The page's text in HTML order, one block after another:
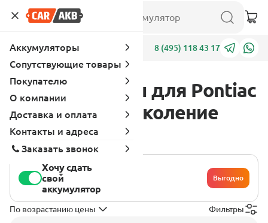
Адреса 8 (495) 118 43 17
Аккумуляторы для Pontiac
Bonneville 7 поколение
1987 - 1991
Хочу сдать
свой
аккумулятор
Выгодно
По возрастанию цены Фильтры
Аккумуляторы
Сопутствующие товары
Покупателю
О компании
Доставка и оплата
Контакты и адреса
Заказать звонок